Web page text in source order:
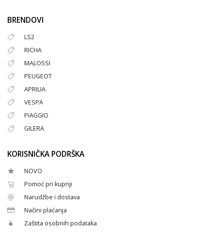
BRENDOVI
LS2
RICHA
MALOSSI
PEUGEOT
APRILIA
VESPA
PIAGGIO
GILERA
KORISNIČKA PODRŠKA
NOVO
Pomoć pri kupnji
Narudžbe i dostava
Načini plaćanja
Zaštita osobnih podataka